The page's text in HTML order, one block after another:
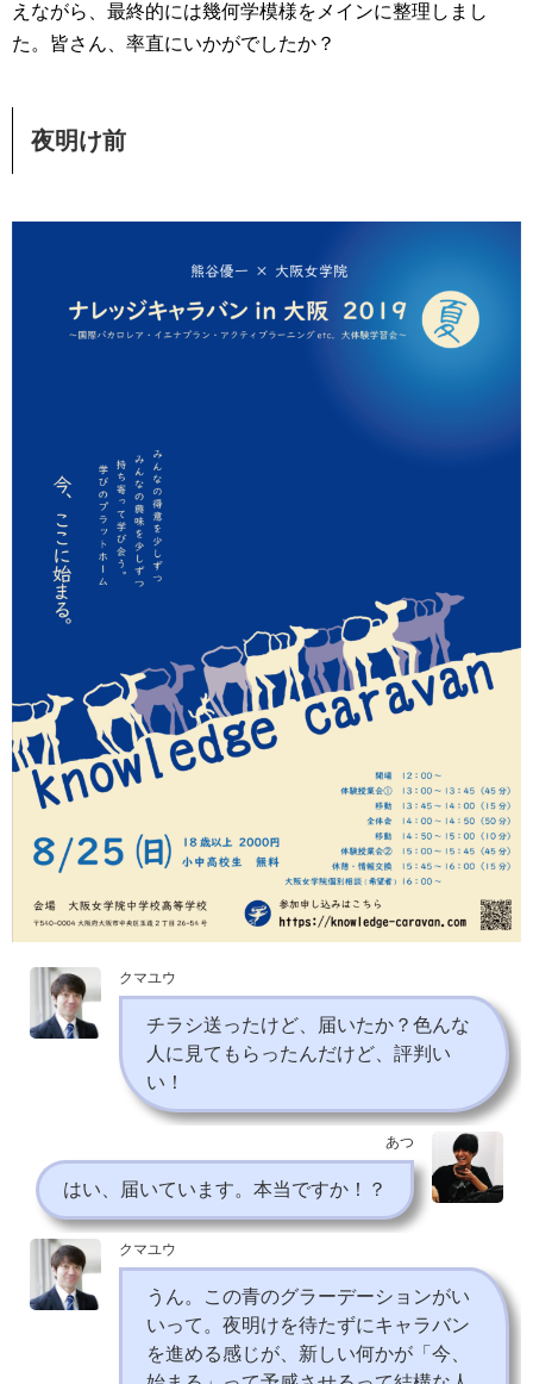
えながら、最終的には幾何学模様をメインに整理しまし
た。皆さん、率直にいかがでしたか？
夜明け前
クマユウ
チラシ送ったけど、届いたか？色んな
人に見てもらったんだけど、評判い
い！
あつ
はい、届いています。本当ですか！？
クマユウ
うん。この青のグラーデーションがい
いって。夜明けを待たずにキャラバン
を進める感じが、新しい何かが「今、